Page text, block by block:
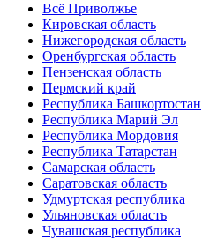
Всё Приволжье
Кировская область
Нижегородская область
Оренбургская область
Пензенская область
Пермский край
Республика Башкортостан
Республика Марий Эл
Республика Мордовия
Республика Татарстан
Самарская область
Саратовская область
Удмуртская республика
Ульяновская область
Чувашская республика